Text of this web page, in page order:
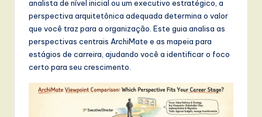
T
d
analista de nível inicial ou um executivo estratégico, a
perspectiva arquitetônica adequada determina o valor
que você traz para a organização. Este guia analisa as
perspectivas centrais ArchiMate e as mapeia para
estágios de carreira, ajudando você a identificar o foco
certo para seu crescimento.